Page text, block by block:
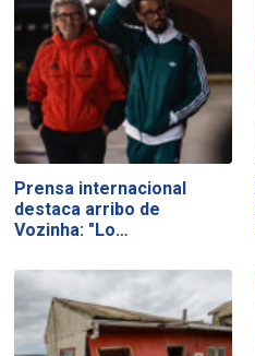
Prensa internacional
destaca arribo de
Vozinha: "Lo…